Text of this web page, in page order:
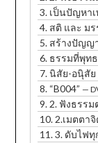
3. เป็นปัญหา
4. สติ และ มร
5. สร้างปัญญา
6. ธรรมที่พุทธอ
7.นิสัย-อนุิสัย
8. “B004” —
9. 2. ฟังธรรม
10. 2.เมตตา
11.3. ดับไฟทุ